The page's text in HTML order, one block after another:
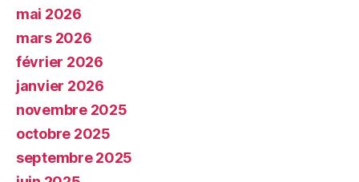
mai 2026
mars 2026
février 2026
janvier 2026
novembre 2025
octobre 2025
septembre 2025